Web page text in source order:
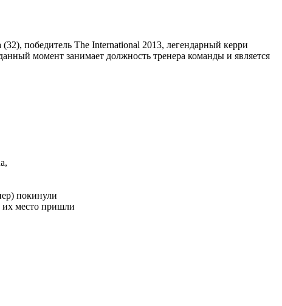
(32), победитель The International 2013, легендарный керри
момент занимает должность тренера команды и является
покинули
место пришли